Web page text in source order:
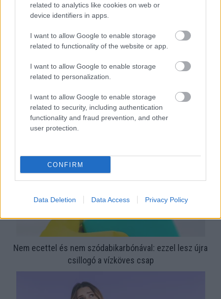
related to analytics like cookies on web or
device identifiers in apps.
I want to allow Google to enable storage
related to functionality of the website or app.
I want to allow Google to enable storage
related to personalization.
I want to allow Google to enable storage
related to security, including authentication
functionality and fraud prevention, and other
user protection.
CONFIRM
Data Deletion Data Access Privacy Policy
Ezért párásodik be állandóan az ablak – egyszerűbb a
megoldás, mint gondolnád
Nem ecettel és nem szódabikarbónával: ezzel lesz újra
csillogó a vízköves csap